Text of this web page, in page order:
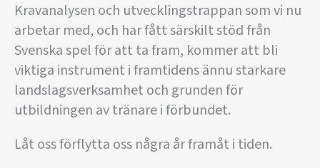
Kravanalysen och utvecklingstrappan som vi nu
arbetar med, och har fått särskilt stöd från
Svenska spel för att ta fram, kommer att bli
viktiga instrument i framtidens ännu starkare
landslagsverksamhet och grunden för
utbildningen av tränare i förbundet.
Låt oss förflytta oss några år framåt i tiden.